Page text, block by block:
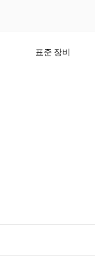
표준 장비